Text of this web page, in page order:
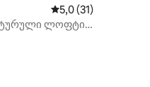
საშუალო
5,0 (31)
ლოფტი